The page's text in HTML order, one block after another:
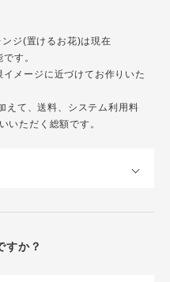
ジ(置けるお花)は現在
す。
メージに近づけてお作りいた
えて、送料、システム利用料
いただく総額です。
すか？